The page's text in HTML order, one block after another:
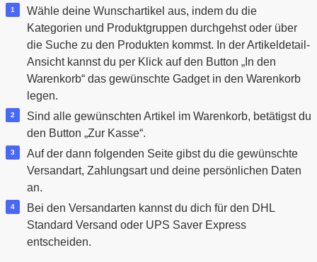
Wähle deine Wunschartikel aus, indem du die
Kategorien und Produktgruppen durchgehst oder über
die Suche zu den Produkten kommst. In der Artikeldetail-
Ansicht kannst du per Klick auf den Button „In den
Warenkorb“ das gewünschte Gadget in den Warenkorb
legen.
Sind alle gewünschten Artikel im Warenkorb, betätigst du
den Button „Zur Kasse“.
Auf der dann folgenden Seite gibst du die gewünschte
Versandart, Zahlungsart und deine persönlichen Daten
an.
Bei den Versandarten kannst du dich für den DHL
Standard Versand oder UPS Saver Express
entscheiden.